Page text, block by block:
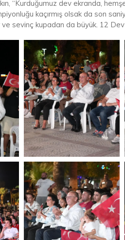
“Kurduğumuz dev ekranda,
kaçırmış olsak da son
ve sevinç kupadan da büyük. 12